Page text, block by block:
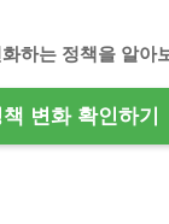
하는 정책을 알아
변화 확인하기